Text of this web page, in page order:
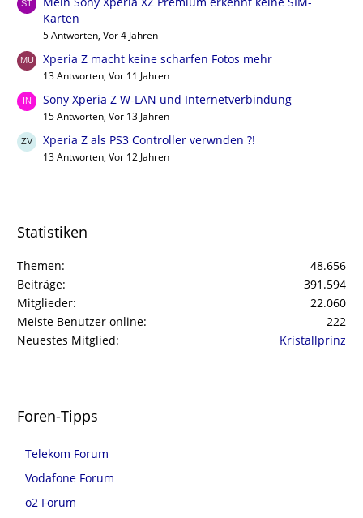
Karten
5 Antworten, Vor 4 Jahren
Xperia Z macht keine scharfen Fotos mehr
13 Antworten, Vor 11 Jahren
Sony Xperia Z W-LAN und Internetverbindung
15 Antworten, Vor 13 Jahren
Xperia Z als PS3 Controller verwnden ?!
13 Antworten, Vor 12 Jahren
Statistiken
Themen
48.656
Beiträge
391.594
Mitglieder
22.060
Meiste Benutzer online
222
Neuestes Mitglied
Kristallprinz
Foren-Tipps
Telekom Forum
Vodafone Forum
o2 Forum